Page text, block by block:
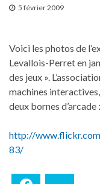
5 février 2009
Voici les photos de
Levallois-Perret en
des jeux ».
machines
deux bornes d’arcade :
http://
83/